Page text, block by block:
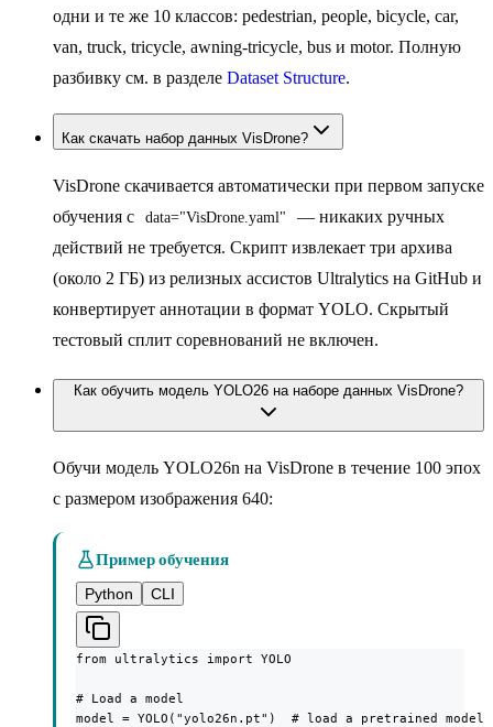
одни и те же 10 классов: pedestrian, people, bicycle, car,
van, truck, tricycle, awning-tricycle, bus и motor. Полную
разбивку см. в разделе Dataset Structure.
Как скачать набор данных VisDrone?
VisDrone скачивается автоматически при первом запуске
обучения с
data="VisDrone.yaml"
— никаких ручных
действий не требуется. Скрипт извлекает три архива
(около 2 ГБ) из релизных ассистов Ultralytics на GitHub и
конвертирует аннотации в формат YOLO. Скрытый
тестовый сплит соревнований не включен.
Как обучить модель YOLO26 на наборе данных VisDrone?
Обучи модель YOLO26n на VisDrone в течение 100 эпох
с размером изображения 640:
Пример обучения
Python
CLI
from ultralytics import YOLO
# Load a model
model = YOLO("yolo26n.pt")  # load a pretrained